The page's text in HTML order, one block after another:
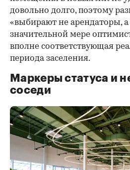
довольно долго, поэтому
«выбирают не арендаторы,
значительной мере
вполне соответствующая
периода заселения.
Маркеры статуса и
соседи